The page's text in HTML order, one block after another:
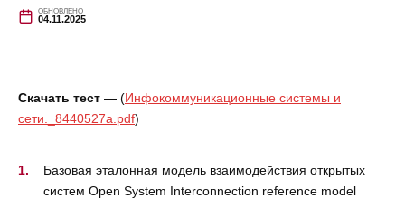
ОБНОВЛЕНО
04.11.2025
Скачать тест — (Инфокоммуникационные системы и
сети._8440527a.pdf)
Базовая эталонная модель взаимодействия открытых
систем Open System Interconnection reference model